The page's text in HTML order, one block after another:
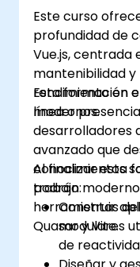
Este curso
profundidad de
Vue.js, centrada
mantenibilidad
rendimiento en
modernos.
Esta formación
línea o
desarrolladores
avanzado que
conocimientos
trabajo
herramientas
Quasar y Vite.
Al finalizar esta
podrán:
Construir
modulares
de